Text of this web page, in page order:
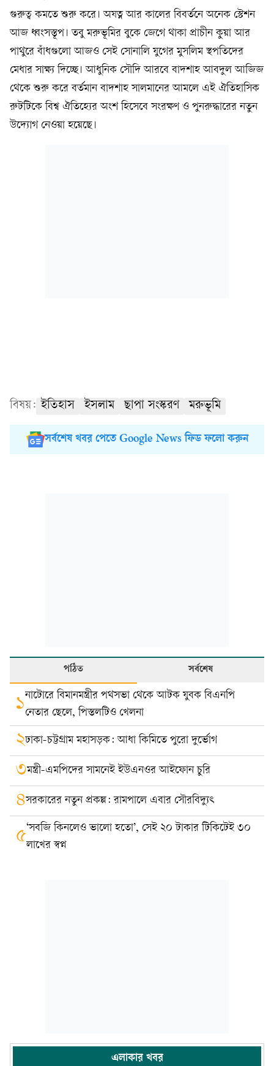
গুরুত্ব কমতে শুরু করে। অযত্ন আর কালের বিবর্তনে অনেক স্টেশন
আজ ধ্বংসস্তূপ। তবু মরুভূমির বুকে জেগে থাকা প্রাচীন কুয়া আর
পাথুরে বাঁধগুলো আজও সেই সোনালি যুগের মুসলিম স্থপতিদের
মেধার সাক্ষ্য দিচ্ছে। আধুনিক সৌদি আরবে বাদশাহ আবদুল আজিজ
থেকে শুরু করে বর্তমান বাদশাহ সালমানের আমলে এই ঐতিহাসিক
রুটটিকে বিশ্ব ঐতিহ্যের অংশ হিসেবে সংরক্ষণ ও পুনরুদ্ধারের নতুন
উদ্যোগ নেওয়া হয়েছে।
বিষয়: ইতিহাস ইসলাম ছাপা সংস্করণ মরুভূমি
সর্বশেষ খবর পেতে Google News ফিড ফলো করুন
পঠিত সর্বশেষ
১নাটোরে বিমানমন্ত্রীর পথসভা থেকে আটক যুবক বিএনপি
নেতার ছেলে, পিস্তলটিও খেলনা
২ঢাকা-চট্টগ্রাম মহাসড়ক: আধা কিমিতে পুরো দুর্ভোগ
৩মন্ত্রী-এমপিদের সামনেই ইউএনওর আইফোন চুরি
৪সরকারের নতুন প্রকল্প: রামপালে এবার সৌরবিদ্যুৎ
৫‘সবজি কিনলেও ভালো হতো’, সেই ২০ টাকার টিকিটেই ৩০
লাখের স্বপ্ন
এলাকার খবর